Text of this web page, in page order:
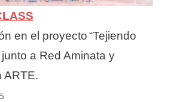
en el proyecto“Tejiendo
junto a Red Aminata y
ARTE.
5